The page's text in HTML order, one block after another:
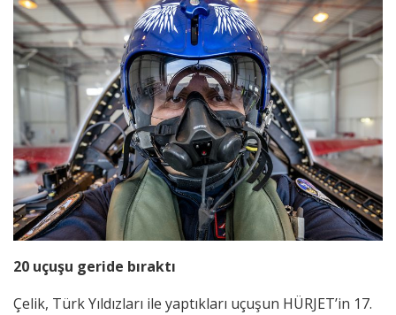
20 uçuşu geride bıraktı
Çelik, Türk Yıldızları ile yaptıkları uçuşun HÜRJET’in 17.